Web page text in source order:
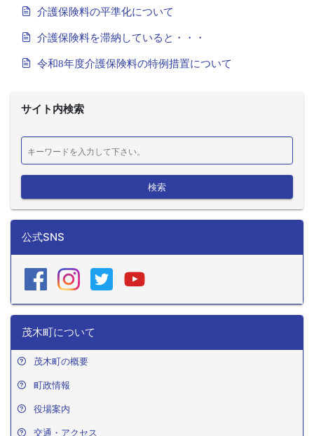
介護保険料の平準化について
介護保険料を滞納していると・・・
令和8年度介護保険料の特例措置について
サイト内検索
検索
公式SNS
茂木町について
茂木町の概要
町政情報
役場案内
交通・アクセス